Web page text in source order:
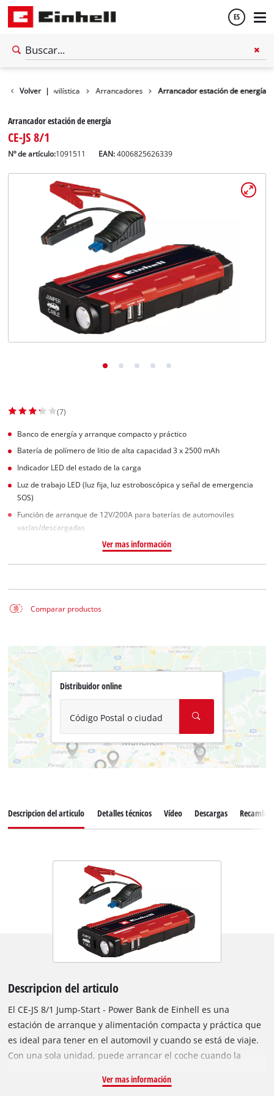
ES
Volver |
automovilística Arrancadores Arrancador estación de energía
Arrancador estación de energía
CE-JS 8/1
Nº de artículo:1091511 EAN:4006825626339
(7)
Banco de energía y arranque compacto y práctico
Batería de polímero de litio de alta capacidad 3 x 2500 mAh
Indicador LED del estado de la carga
Luz de trabajo LED (luz fija, luz estroboscópica y señal de emergencia
SOS)
Función de arranque de 12V/200A para baterías de automoviles
vacías/descargadas
Ver mas información
Comparar productos
Distribuidor online
Código Postal o ciudad
Descripcion del articulo Detalles técnicos Vídeo Descargas
Descripcion del articulo
El CE-JS 8/1 Jump-Start - Power Bank de Einhell es una
estación de arranque y alimentación compacta y práctica que
es ideal para tener en el automovil y cuando se está de viaje.
Con una sola unidad, puede arrancar el coche cuando la
fácilmente teléfonos móviles, tabletas, cámaras, etc. La
Ver mas información